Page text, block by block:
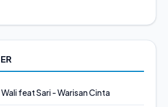
feat Sari - Warisan Cinta